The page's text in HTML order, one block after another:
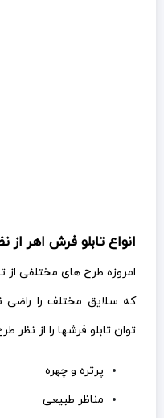
انواع تابلو فرش اهر از
امروزه طرح های مختلفی از
که سلایق مختلف را
توان تابلو فرشها را از نظر
پرتره و چهره
مناظر طبیعی